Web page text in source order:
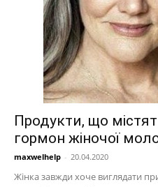
Продукти, що
гормон жіночої
maxwelhelp - 20.04.2020
Жінка завжди хоче виглядати